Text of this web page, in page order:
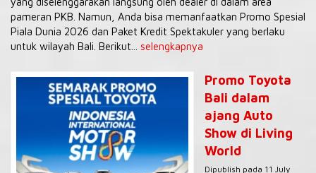
pameran PKB. Namun, Anda bisa memanfaatkan Promo Spesial
Piala Dunia 2026 dan Paket Kredit Spektakuler yang berlaku
untuk wilayah Bali. Berikut... selengkapnya
Promo Toyota
Bali dalam
ajang Auto
Show di Living
World
Dipublish pada 11 July